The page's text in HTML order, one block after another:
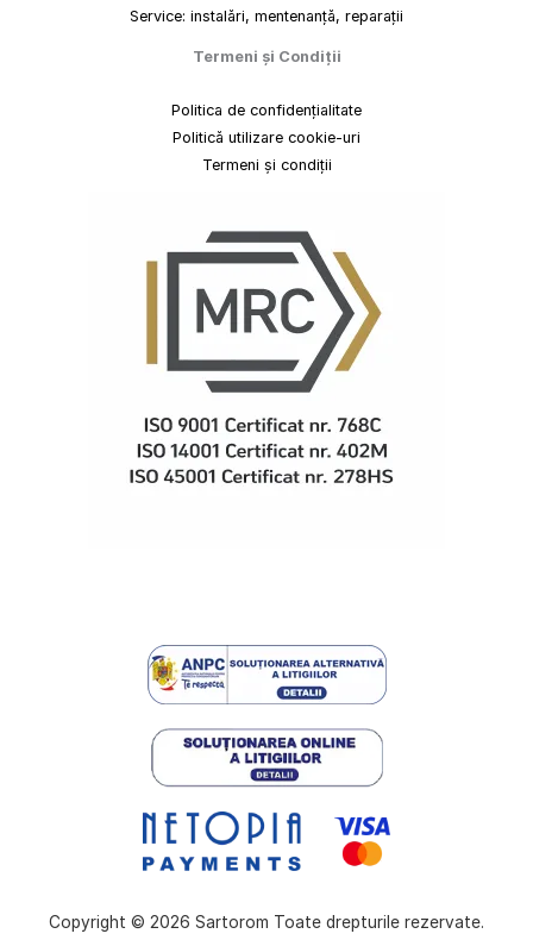
Service: instalări, mentenanță, reparații
Termeni și Condiții
Politica de confidențialitate
Politică utilizare cookie-uri
Termeni și condiții
Copyright © 2026 Sartorom Toate drepturile rezervate.